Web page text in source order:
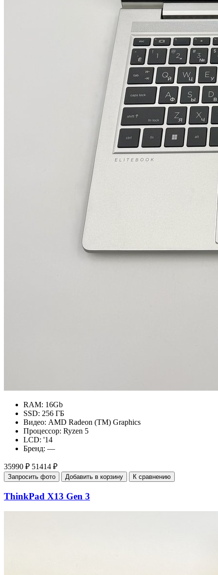
RAM: 16Gb
SSD: 256 ГБ
Видео: AMD Radeon (TM) Graphics
Процессор: Ryzen 5
LCD: '14
Бренд: —
35990 ₽ 51414 ₽
Запросить фото Добавить в корзину К сравнению
ThinkPad X13 Gen 3